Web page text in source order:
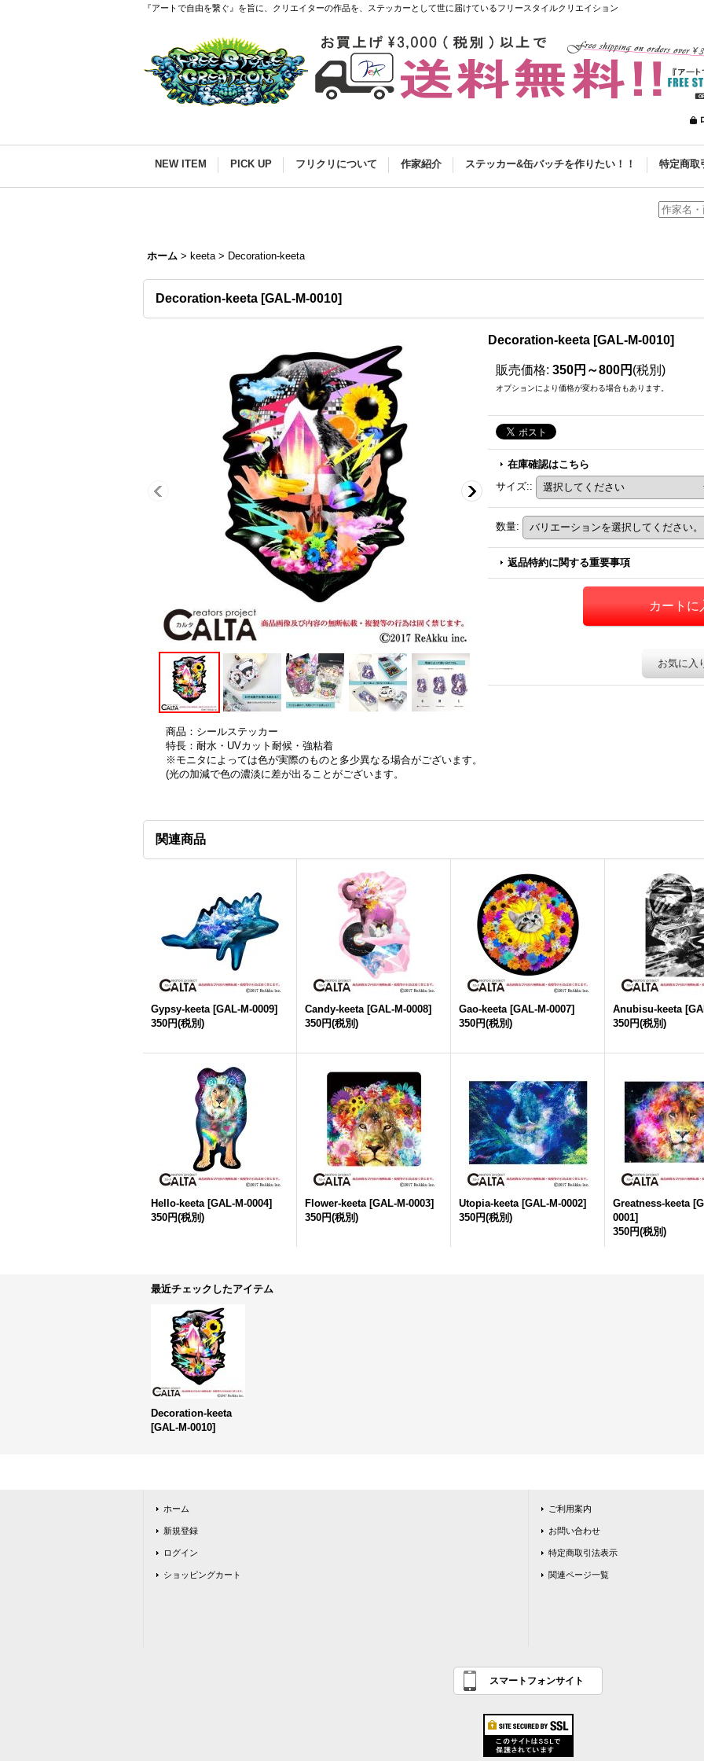
『アートで自由を繋ぐ』を旨に、クリエイターの作品を、ステッカーとして世に届けているフリースタイルクリエイション
NEW ITEM PICK UP フリクリについて 作家紹介 ステッカー&缶バッチを作りたい！！ 特定商取
ホーム > keeta > Decoration-keeta
Decoration-keeta [GAL-M-0010]
Decoration-keeta [GAL-M-0010]
販売価格: 350円～800円 (税別)
オプションにより価格が変わる場合もあります。
在庫確認はこちら
サイズ::
数量:
返品特約に関する重要事項
お気に入
商品：シールステッカー
特長：耐水・UVカット耐候・強粘着
※モニタによっては色が実際のものと多少異なる場合がございます。
(光の加減で色の濃淡に差が出ることがございます。
関連商品
Gypsy-keeta [GAL-M-0009]
350円(税別)
Candy-keeta [GAL-M-0008]
350円(税別)
Gao-keeta [GAL-M-0007]
350円(税別)
Anubisu-keeta [
350円(税別)
Hello-keeta [GAL-M-0004]
350円(税別)
Flower-keeta [GAL-M-0003]
350円(税別)
Utopia-keeta [GAL-M-0002]
350円(税別)
Greatness-keeta [
0001]
350円(税別)
最近チェックしたアイテム
Decoration-keeta
[GAL-M-0010]
ホーム
新規登録
ログイン
ショッピングカート
ご利用案内
お問い合わせ
特定商取引法表示
関連ページ一覧
スマートフォンサイト